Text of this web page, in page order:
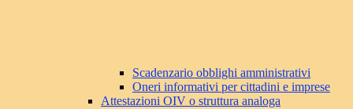
Scadenzario obblighi amministrativi
Oneri informativi per cittadini e imprese
Attestazioni OIV o struttura analoga